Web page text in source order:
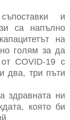
и
са напълно
на
голям за да
COVID-19 с
два, три пъти
здравната ни
която би